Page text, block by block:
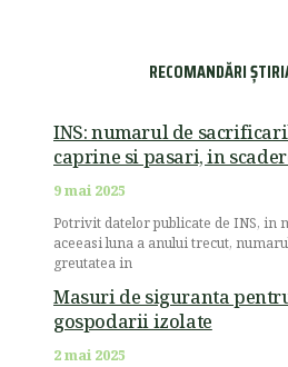
RECOMANDĂRI
INS: numarul de
caprine si pasari, in
9 mai 2025
Potrivit datelor publicate de INS, in
aceeasi luna a anului trecut,
greutatea in
Masuri de siguranta
gospodarii izolate
2 mai 2025